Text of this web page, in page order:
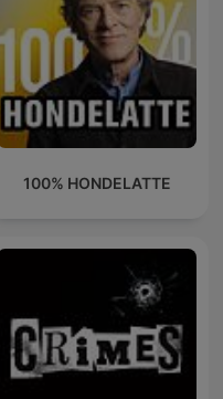
100% HONDELATTE